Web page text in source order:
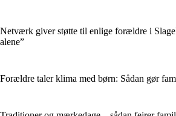
Netværk giver støtte til enlige forældre i
alene”
Forældre taler klima med børn: Sådan gør